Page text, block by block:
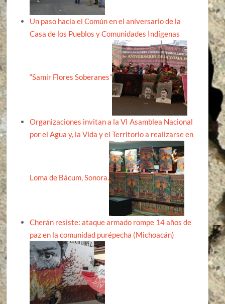
Un paso hacia el Común en el aniversario de la
Casa de los Pueblos y Comunidades Indígenas
“Samir Flores Soberanes”
Organizaciones invitan a la VI Asamblea Nacional
por el Agua y, la Vida y el Territorio a realizarse en
Loma de Bácum, Sonora.
Cherán resiste: ataque armado rompe 14 años de
paz en la comunidad purépecha (Michoacán)